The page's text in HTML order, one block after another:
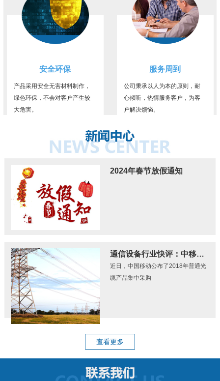
安全环保
产品采用安全无害材料制作，
绿色环保，不会对客户产生较
大危害。
服务周到
公司秉承以人为本的原则，耐
心倾听，热情服务客户，为客
户解决烦恼。
2024年春节放假通知
通信设备行业快评：中移动光缆集采招标结果公布 量价齐升逻辑继续践行
近日，中国移动公布了2018年普通光
缆产品集中采购
查看更多